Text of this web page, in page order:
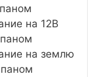
на 12В
на землю